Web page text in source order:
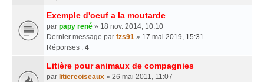
Exemple d'oeuf a la moutarde
par papy rené » 18 nov. 2014, 10:10
Dernier message par fzs91 » 17 mai 2019, 15:31
Réponses : 4
Litière pour animaux de compagnies
par litiereoiseaux » 26 mai 2011, 11:07